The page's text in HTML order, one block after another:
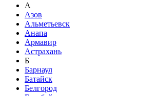
А
Азов
Альметьевск
Анапа
Армавир
Астрахань
Б
Барнаул
Батайск
Белгород